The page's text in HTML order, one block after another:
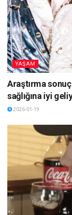
YAŞAM
Araştırma
sağlığına iyi
2026-01-19